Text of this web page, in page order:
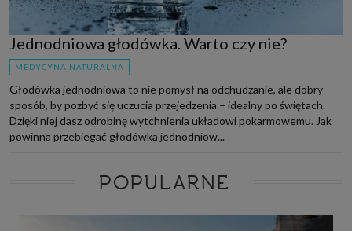
Jednodniowa głodówka. Warto czy nie?
MEDYCYNA NATURALNA
Głodówka jednodniowa to nie pomysł na odchudzanie, ale dobry
sposób, by pozbyć się uczucia przejedzenia – idealny po świętach.
Dzięki niej dasz odrobinę wytchnienia układowi pokarmowemu. Jak
powinna przebiegać głodówka jednodniow...
POPULARNE